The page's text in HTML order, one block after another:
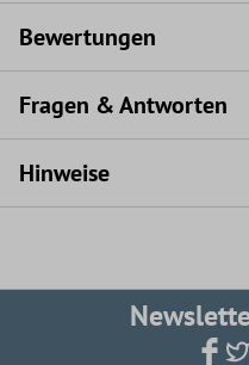
Bewertungen
Fragen & Antworten
Hinweise